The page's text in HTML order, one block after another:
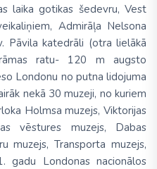
laika gotikas šedevru, Vest
Admirāļa Nelsona
Pāvila katedrāli (otra lielākā
ratu- 120 m augsto
Londonu no putna lidojuma
nekā 30 muzeji, no kuriem
Holmsa muzejs, Viktorijas
vēstures muzejs, Dabas
muzejs, Transporta muzejs,
gadu Londonas nacionālos